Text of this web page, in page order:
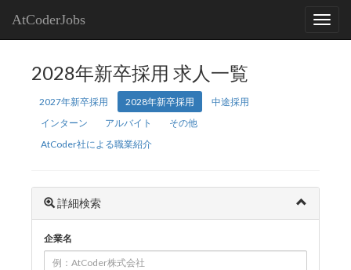
AtCoderJobs
2028年新卒採用 求人一覧
2027年新卒採用 2028年新卒採用
中途採用
インターン
アルバイト
その他
AtCoder社による職業紹介
詳細検索
企業名